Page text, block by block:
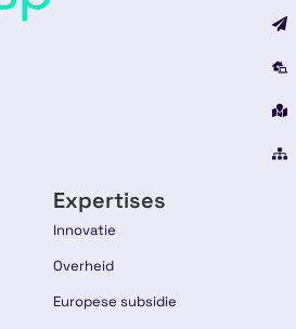
Expertises
Innovatie
Overheid
Europese subsidie